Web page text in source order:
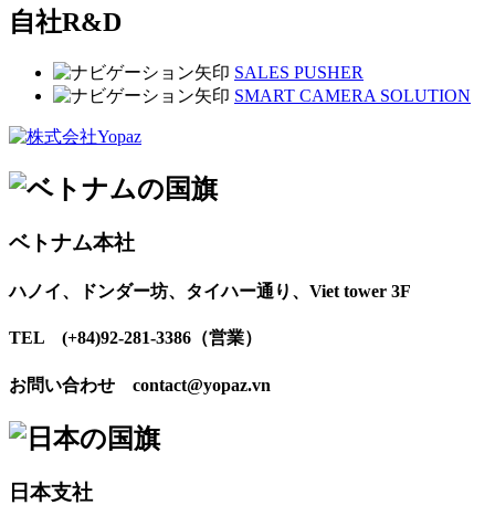
自社R&D
SALES PUSHER
SMART CAMERA SOLUTION
ベトナム本社
ハノイ、ドンダー坊、タイハー通り、Viet tower 3F
TEL (+84)92-281-3386（営業）
お問い合わせ contact@yopaz.vn
日本支社